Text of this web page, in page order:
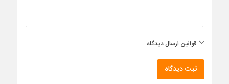
قوانین ارسال دیدگاه
ثبت دیدگاه